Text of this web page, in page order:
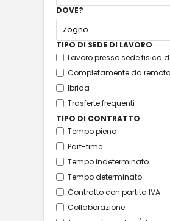
DOVE?
TIPO DI SEDE DI LAVORO
Lavoro presso sede fisica
Completamente da remoto
Ibrida
Trasferte frequenti
TIPO DI CONTRATTO
Tempo pieno
Part-time
Tempo indeterminato
Tempo determinato
Contratto con partita IVA
Collaborazione